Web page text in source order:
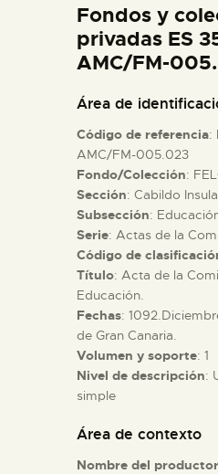
ESPAÑOL
ACTIVIDADES
█
EL MUSEO
COLECCIONES
DIDÁCTICA
Fondos y
privadas ES
AMC/FM-
Área de
Código de referencia:
AMC/FM-005.023
Fondo/Colección:
Sección: Cabildo
Subsección:
Serie: Actas de la
Código de
Título: Acta de la
Educación.
Fechas:
de Gran Canaria.
Volumen y soporte: 1
Nivel de descripción:
simple
Área de contexto
Nombre del productor